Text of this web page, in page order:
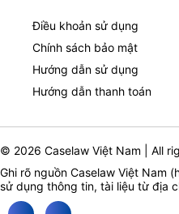
Điều khoản sử dụng
Chính sách bảo mật
Hướng dẫn sử dụng
Hướng dẫn thanh toán
© 2026 Caselaw Việt Nam | All
Ghi rõ nguồn Caselaw Việt Nam (
sử dụng thông tin, tài liệu từ địa